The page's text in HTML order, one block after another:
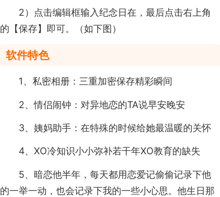
2）点击编辑框输入纪念日在，最后点击右上角
的【保存】即可。（如下图）
软件特色
1、私密相册：三重加密保存精彩瞬间
2、情侣闹钟：对异地恋的TA说早安晚安
3、姨妈助手：在特殊的时候给她最温暖的关怀
4、XO冷知识小小弥补若干年XO教育的缺失
5、暗恋他半年，每天都用恋爱记偷偷记录下他
的一举一动，也会记录下我的一些小心思。他生日那